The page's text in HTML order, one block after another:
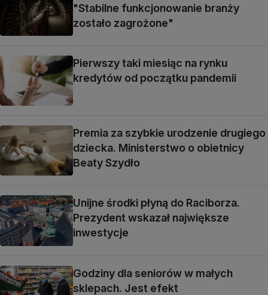
"Stabilne funkcjonowanie branży
zostało zagrożone"
Pierwszy taki miesiąc na rynku
kredytów od początku pandemii
Premia za szybkie urodzenie drugiego
dziecka. Ministerstwo o obietnicy
Beaty Szydło
Unijne środki płyną do Raciborza.
Prezydent wskazał największe
inwestycje
Godziny dla seniorów w małych
sklepach. Jest efekt